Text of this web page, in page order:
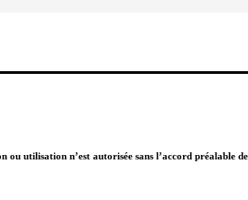
utilisation n’est autorisée sans l’accord préalable